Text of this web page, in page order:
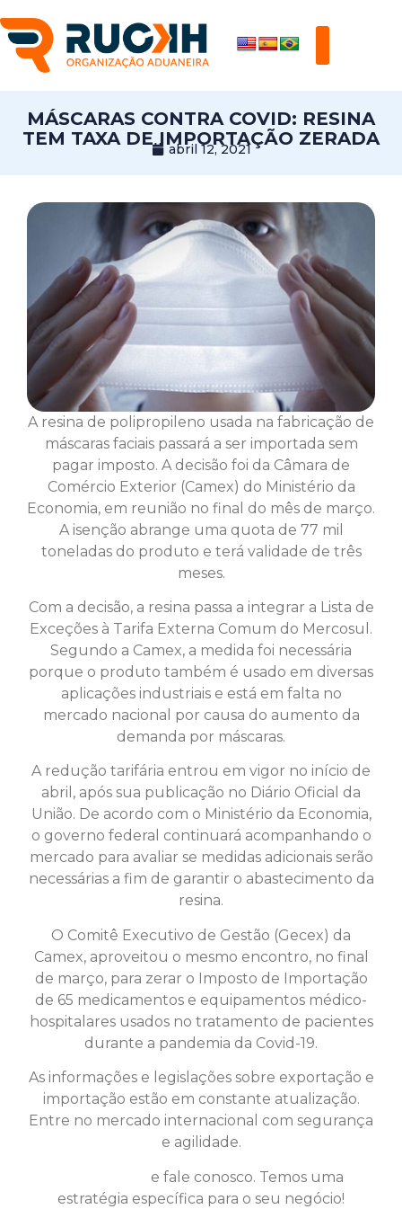
MÁSCARAS CONTRA COVID: RESINA
TEM TAXA DE IMPORTAÇÃO ZERADA
abril 12, 2021
A resina de polipropileno usada na fabricação de
máscaras faciais passará a ser importada sem
pagar imposto. A decisão foi da Câmara de
Comércio Exterior (Camex) do Ministério da
Economia, em reunião no final do mês de março.
A isenção abrange uma quota de 77 mil
toneladas do produto e terá validade de três
meses.
Com a decisão, a resina passa a integrar a Lista de
Exceções à Tarifa Externa Comum do Mercosul.
Segundo a Camex, a medida foi necessária
porque o produto também é usado em diversas
aplicações industriais e está em falta no
mercado nacional por causa do aumento da
demanda por máscaras.
A redução tarifária entrou em vigor no início de
abril, após sua publicação no Diário Oficial da
União. De acordo com o Ministério da Economia,
o governo federal continuará acompanhando o
mercado para avaliar se medidas adicionais serão
necessárias a fim de garantir o abastecimento da
resina.
O Comitê Executivo de Gestão (Gecex) da
Camex, aproveitou o mesmo encontro, no final
de março, para zerar o Imposto de Importação
de 65 medicamentos e equipamentos médico-
hospitalares usados no tratamento de pacientes
durante a pandemia da Covid-19.
As informações e legislações sobre exportação e
importação estão em constante atualização.
Entre no mercado internacional com segurança
e agilidade.
e fale conosco. Temos uma
estratégia específica para o seu negócio!